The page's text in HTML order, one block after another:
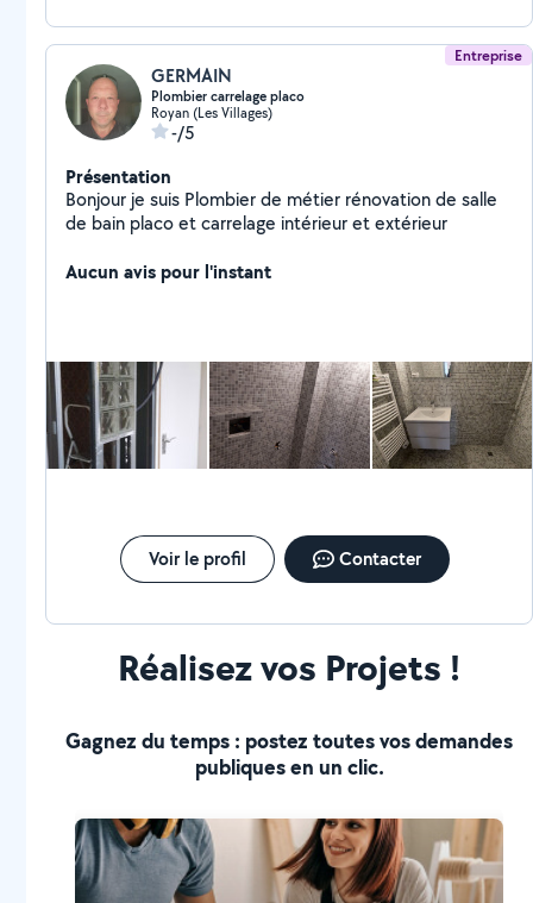
Entreprise
GERMAIN
Plombier carrelage placo
Royan (Les Villages)
-/5
Présentation
Bonjour je suis Plombier de métier rénovation de salle
de bain placo et carrelage intérieur et extérieur
Aucun avis pour l'instant
Voir le profil Contacter
Réalisez vos Projets !
Gagnez du temps : postez toutes vos demandes
publiques en un clic.